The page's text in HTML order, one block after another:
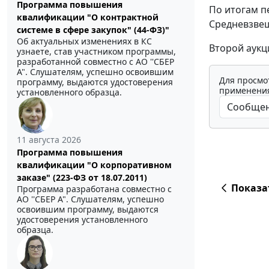
Программа повышения
квалификации "О контрактной
системе в сфере закупок" (44-ФЗ)"
Об актуальных изменениях в КС
узнаете, став участником программы,
разработанной совместно с АО ''СБЕР
А". Слушателям, успешно освоившим
программу, выдаются удостоверения
установленного образца.
11 августа 2026
Программа повышения
квалификации "О корпоративном
заказе" (223-ФЗ от 18.07.2011)
Программа разработана совместно с
АО ''СБЕР А". Слушателям, успешно
освоившим программу, выдаются
удостоверения установленного
образца.
По итогам
Второй
Для